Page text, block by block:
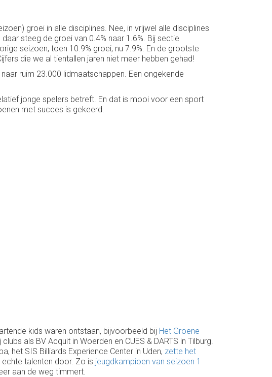
groei in alle disciplines. Nee, in vrijwel alle disciplines
steeg de groei van 0.4% naar 1.6%. Bij sectie
seizoen, toen 10.9% groei, nu 7.9%. En de grootste
die we al tientallen jaren niet meer hebben gehad!
ruim 23.000 lidmaatschappen. Een ongekende
jonge spelers betreft. En dat is mooi voor een sport
met succes is gekeerd.
kids waren ontstaan, bijvoorbeeld bij Het Groene
als BV Acquit in Woerden en CUES & DARTS in Tilburg.
het SIS Billiards Experience Center in Uden, zette het
talenten door. Zo is jeugdkampioen van seizoen 1
aan de weg timmert.